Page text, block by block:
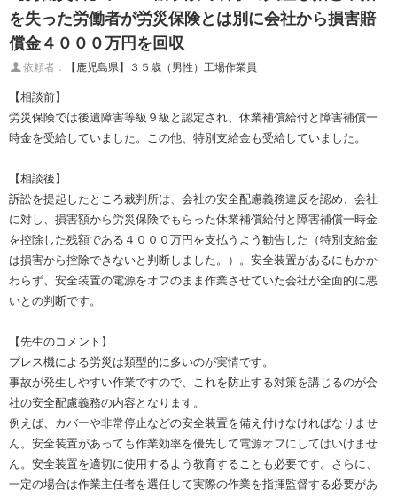
を失った労働者が労災保険とは別に会社から損害賠
償金４０００万円を回収
依頼者： 【鹿児島県】３５歳（男性）工場作業員
【相談前】
労災保険では後遺障害等級９級と認定され、休業補償給付と障害補償一
時金を受給していました。この他、特別支給金も受給していました。
【相談後】
訴訟を提起したところ裁判所は、会社の安全配慮義務違反を認め、会社
に対し、損害額から労災保険でもらった休業補償給付と障害補償一時金
を控除した残額である４０００万円を支払うよう勧告した（特別支給金
は損害から控除できないと判断しました。）。安全装置があるにもかか
わらず、安全装置の電源をオフのまま作業させていた会社が全面的に悪
いとの判断です。
【先生のコメント】
プレス機による労災は類型的に多いのが実情です。
事故が発生しやすい作業ですので、これを防止する対策を講じるのが会
社の安全配慮義務の内容となります。
例えば、カバーや非常停止などの安全装置を備え付けなければなりませ
ん。安全装置があっても作業効率を優先して電源オフにしてはいけませ
ん。安全装置を適切に使用するよう教育することも必要です。さらに、
一定の場合は作業主任者を選任して実際の作業を指揮監督する必要があ